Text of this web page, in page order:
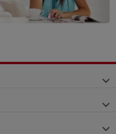
Statistik Cookies